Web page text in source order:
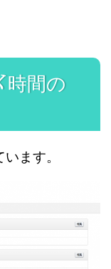
時間の
ます。